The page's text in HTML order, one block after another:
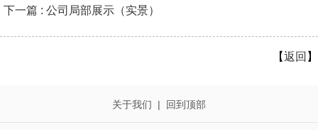
下一篇 : 公司局部展示（实景）
【返回 】
关于我们 | 回到顶部